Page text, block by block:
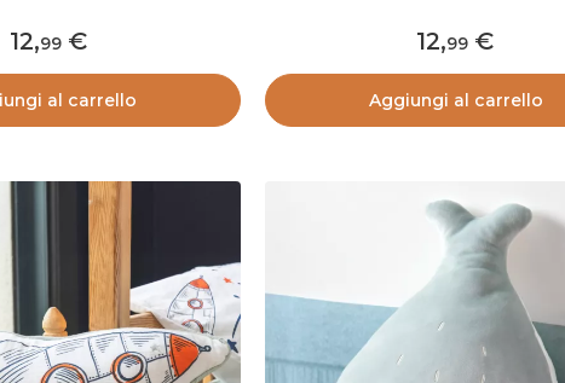
12,99
al carrello
12,99
Aggiungi al carrello